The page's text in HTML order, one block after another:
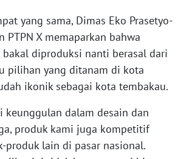
yang sama, Dimas Eko Prasetyo-
PTPN X memaparkan bahwa
diproduksi nanti berasal dari
pilihan yang ditanam di kota
ikonik sebagai kota tembakau.
keunggulan dalam desain dan
produk kami juga kompetitif
produk lain di pasar nasional.